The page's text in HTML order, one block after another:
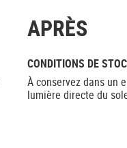
APRÈS
CONDITIONS DE
À conservez dans un
lumière directe du